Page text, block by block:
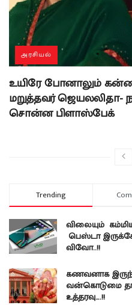
அரசியல்
உயிரே போனாலும்
மறுத்தவர் ஜெயலலிதா-
சொன்ன பிளாஸ்பேக்
Trending
விலையும்
பெஸ்டா
விவோ..!!
கணவனாக
வன்கொடுமை
உத்தரவு….!!